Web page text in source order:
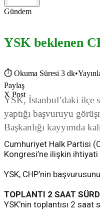
Gündem
YSK beklenen
⏱ Okuma Süresi 3 dk•
Paylaş
X Post
YSK, İstanbul’daki ilçe
yaptığı başvuruyu
Başkanlığı kayyımda
Cumhuriyet Halk Partisi
Kongresi’ne ilişkin ihtiyati
YSK, CHP’nin
TOPLANTI 2 SAAT
YSK'nin toplantısı 2 saat